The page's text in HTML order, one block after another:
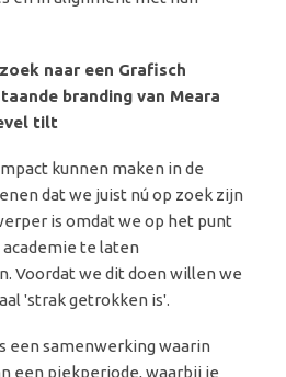
naar een Grafisch
branding van Meara
tilt
kunnen maken in de
dat we juist nú op zoek zijn
is omdat we op het punt
te laten
Voordat we dit doen willen we
'strak getrokken is'.
een samenwerking waarin
een piekperiode, waarbij je